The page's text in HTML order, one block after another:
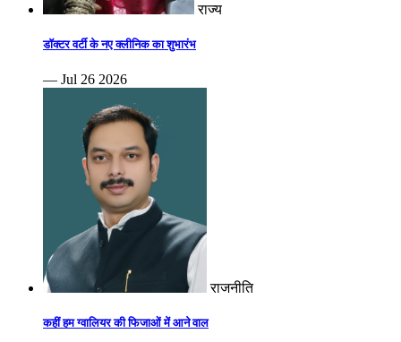
राज्य
डॉक्टर वर्टी के नए क्लीनिक का शुभारंभ
— Jul 26 2026
राजनीति
कहीं हम ग्वालियर की फिजाओं में आने वाल